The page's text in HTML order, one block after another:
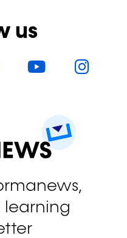
us
LinkedInYouTube
learning